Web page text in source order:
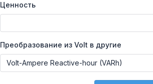
Ценность
Преобразование из Volt в другие